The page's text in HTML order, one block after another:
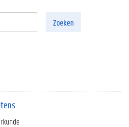
Zoeken